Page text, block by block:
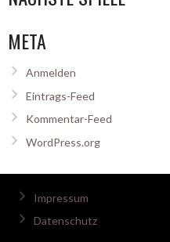
META
Anmelden
Eintrags-Feed
Kommentar-Feed
WordPress.org
Impressum
Datenschutz